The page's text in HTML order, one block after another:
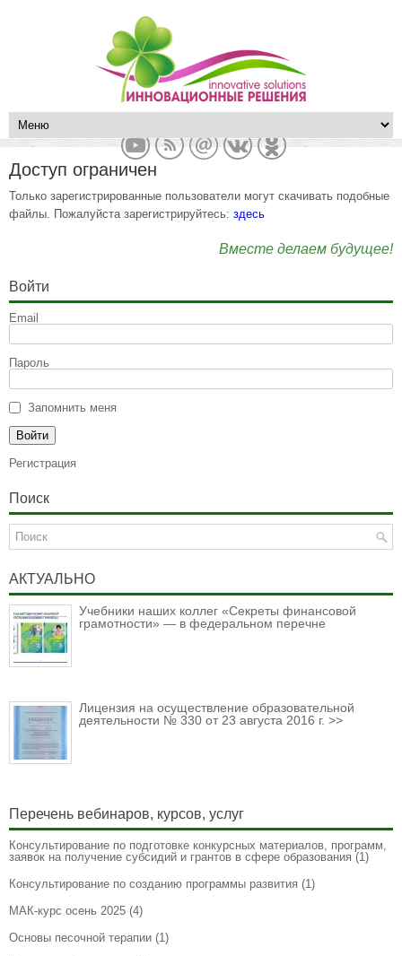
Доступ ограничен
Только зарегистрированные пользователи могут скачивать подобные
файлы. Пожалуйста зарегистрируйтесь: здесь
Вместе делаем будущее!
Войти
Email
Пароль
Запомнить меня
Регистрация
Поиск
АКТУАЛЬНО
Учебники наших коллег «Секреты финансовой
грамотности» — в федеральном перечне
Лицензия на осуществление образовательной
деятельности № 330 от 23 августа 2016 г. >>
Перечень вебинаров, курсов, услуг
Консультирование по подготовке конкурсных материалов, программ,
заявок на получение субсидий и грантов в сфере образования (1)
Консультирование по созданию программы развития (1)
МАК-курс осень 2025 (4)
Основы песочной терапии (1)